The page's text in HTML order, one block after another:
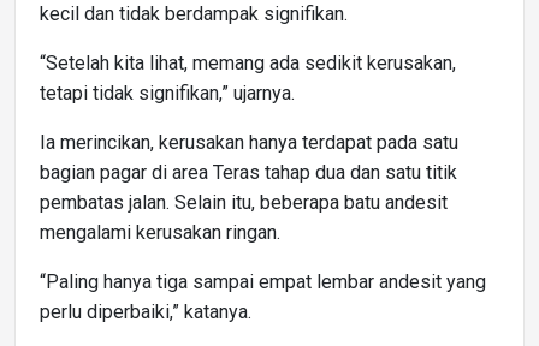
kecil dan tidak berdampak signifikan.
“Setelah kita lihat, memang ada sedikit kerusakan,
tetapi tidak signifikan,” ujarnya.
Ia merincikan, kerusakan hanya terdapat pada satu
bagian pagar di area Teras tahap dua dan satu titik
pembatas jalan. Selain itu, beberapa batu andesit
mengalami kerusakan ringan.
“Paling hanya tiga sampai empat lembar andesit yang
perlu diperbaiki,” katanya.